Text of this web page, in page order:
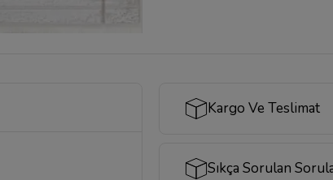
Kargo Ve Teslimat
Sıkça Sorulan